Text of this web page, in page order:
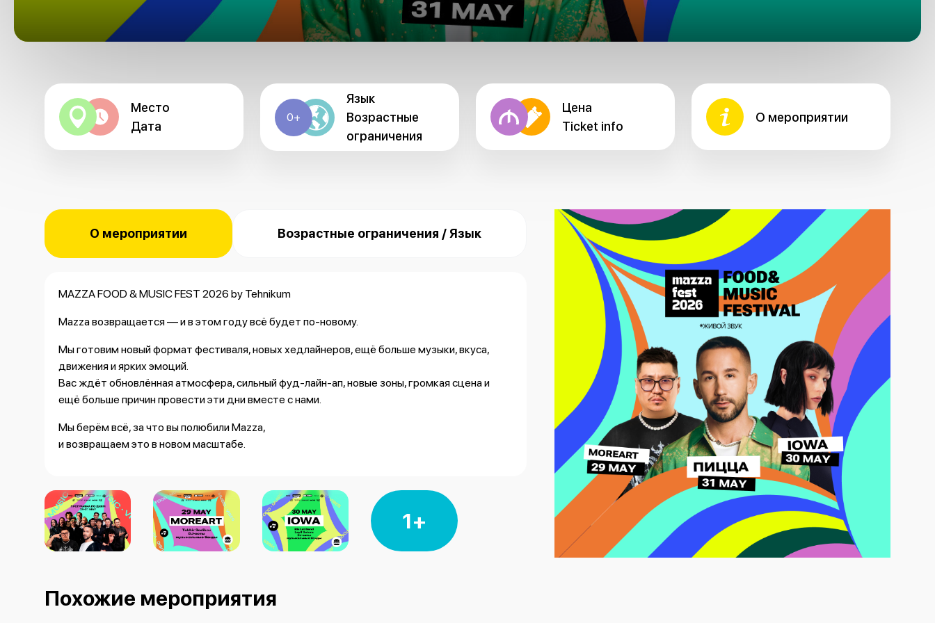
Место
Дата
0+
Язык
Возрастные
ограничения
Цена
Ticket info
О мероприятии
О мероприятии Возрастные ограничения / Язык
MAZZA FOOD & MUSIC FEST 2026 by Tehnikum
Mazza возвращается — и в этом году всё будет по-новому.
Мы готовим новый формат фестиваля, новых хедлайнеров, ещё больше музыки, вкуса,
движения и ярких эмоций.
Вас ждёт обновлённая атмосфера, сильный фуд-лайн-ап, новые зоны, громкая сцена и
ещё больше причин провести эти дни вместе с нами.
Мы берём всё, за что вы полюбили Mazza,
и возвращаем это в новом масштабе.
Mazza Food & Music Fest 2026 — фестиваль, который в этом году удивит ещё сильнее.
Программа по дням:
— 29 мая — Moreart, Tokhir Sodikov, DJ-сеты и музыкальные бэнды
— 30 мая — IOWA, Rishat Band, Leyli (Setora), DJ и музыкальные бэнды
1+
Похожие мероприятия